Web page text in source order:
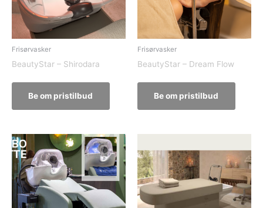
Frisørvasker
BeautyStar – Shirodara
Be om pristilbud
Frisørvasker
BeautyStar – Dream Flow
Be om pristilbud